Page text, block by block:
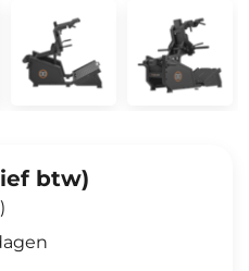
btw)